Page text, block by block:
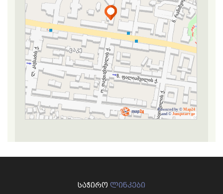
Powered by © Map24
and © Jumpstart.ge
ᲡᲐᲭᲘᲠᲝ ᲚᲘᲜᲙᲔᲑᲘ